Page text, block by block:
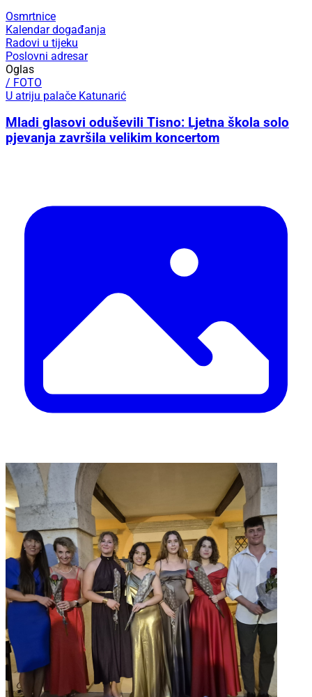
Osmrtnice
Kalendar događanja
Radovi u tijeku
Poslovni adresar
Oglas
/ FOTO
U atriju palače Katunarić
Mladi glasovi oduševili Tisno: Ljetna škola solo
pjevanja završila velikim koncertom